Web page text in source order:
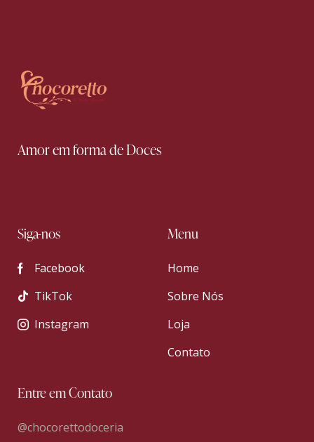
Amor em forma de Doces
Siga-nos
Facebook
TikTok
Instagram
Menu
Home
Sobre Nós
Loja
Contato
Entre em Contato
@chocorettodoceria